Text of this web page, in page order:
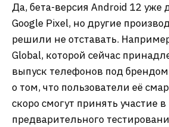
Да, бета-версия Android 12 уже
Google Pixel, но другие
решили не отставать.
Global, которой сейчас
выпуск телефонов под
о том, что пользователи её
скоро смогут принять участие
предварительного